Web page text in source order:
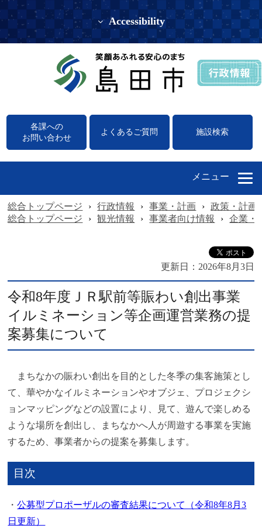
Accessibility
各課への
お問い合わせ
よくあるご質問 施設検索
メニュー
総合トップページ › 行政情報 › 事業・計画 ›
政策・計画
総合トップページ
› 観光情報 › 事業者向け情報 › 企業・
更新日： 2026年8月3日
令和8年度ＪＲ駅前等賑わい創出事業
イルミネーション等企画運営業務の提
案募集について
まちなかの賑わい創出を目的とした冬季の集客施策とし
て、華やかなイルミネーションやオブジェ、プロジェクシ
ョンマッピングなどの設置により、見て、遊んで楽しめる
ような場所を創出し、まちなかへ人が周遊する事業を実施
するため、事業者からの提案を募集します。
目次
・公募型プロポーザルの審査結果について（令和8年8月3
日更新）